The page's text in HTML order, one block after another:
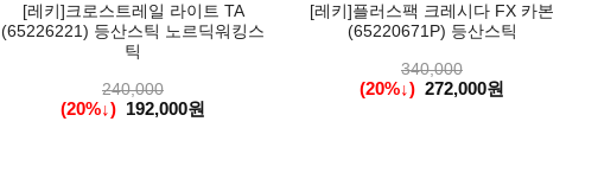
[레키]크로스트레일 라이트 TA
(65226221) 등산스틱 노르딕워킹스
틱
240,000
(20%↓) 192,000원
[레키]플러스팩 크레시다 FX 카본
(65220671P) 등산스틱
340,000
(20%↓) 272,000원